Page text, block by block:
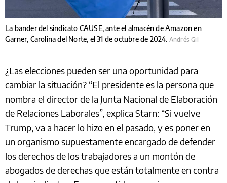
La bander del sindicato CAUSE, ante el almacén de Amazon en
Garner, Carolina del Norte, el 31 de octubre de 2024. Andrés Gil
¿Las elecciones pueden ser una oportunidad para
cambiar la situación? “El presidente es la persona que
nombra el director de la Junta Nacional de Elaboración
de Relaciones Laborales”, explica Starn: “Si vuelve
Trump, va a hacer lo hizo en el pasado, y es poner en
un organismo supuestamente encargado de defender
los derechos de los trabajadores a un montón de
abogados de derechas que están totalmente en contra